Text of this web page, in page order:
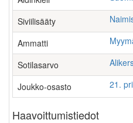
Siviilisääty
Ammatti
Sotilasarvo
Joukko-osasto 21.
Haavoittumistiedot